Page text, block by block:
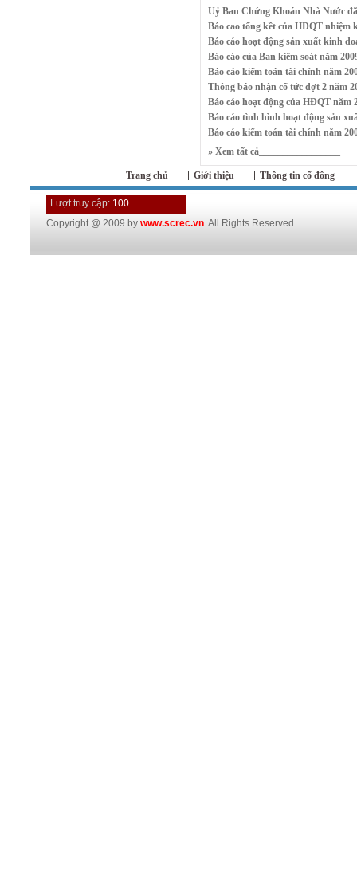
Uỷ Ban Chứng Khoán Nhà Nước
Báo cao tổng kềt của HĐQT nhiệm
Báo cáo hoạt động sản xuất kinh
Báo cáo của Ban kiểm soát năm
Báo cáo kiểm toán tài chính năm
Thông báo nhận cổ tức đợt 2 năm
Báo cáo hoạt động của HĐQT năm
Báo cáo tình hình hoạt động sản
Báo cáo kiểm toán tài chính năm
» Xem tất cả_________________
Trang chủ Giới thiệu Thông tin cổ đông
Lượt truy cập: 100
Copyright @ 2009 by www.screc.vn. All Rights Reserved